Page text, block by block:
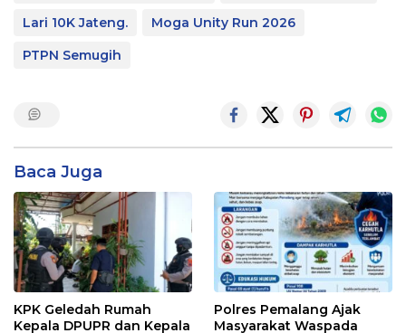
Lari 10K Jateng.
Moga Unity Run 2026
PTPN Semugih
Baca Juga
KPK Geledah Rumah
Kepala DPUPR dan Kepala
Polres Pemalang Ajak
Masyarakat Waspada